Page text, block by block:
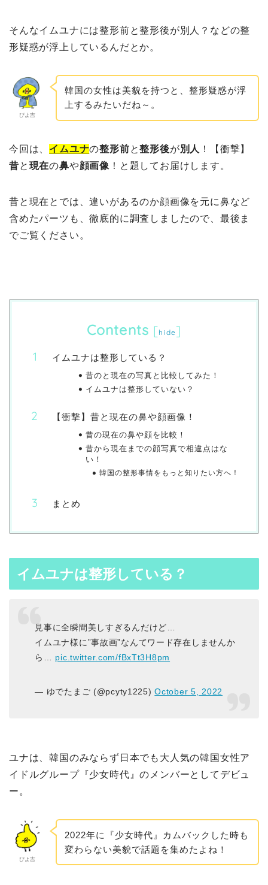
そんなイムユナには整形前と整形後が別人？などの整
形疑惑が浮上しているんだとか。
ぴよ吉
韓国の女性は美貌を持つと、整形疑惑が浮
上するみたいだね～。
今回は、 イムユナの整形前と整形後が別人 ！【衝撃】
昔と 現在の鼻や顔画像 ！と題してお届けします。
昔と現在とでは、違いがあるのか顔画像を元に鼻など
含めたパーツも、徹底的に調査しましたので、最後ま
でご覧ください。
Contents [hide]
イムユナは整形している？
昔のと現在の写真と比較してみた！
イムユナは整形していない？
【衝撃】昔と現在の鼻や顔画像！
昔の現在の鼻や顔を比較！
昔から現在までの顔写真で相違点はな
い！
韓国の整形事情をもっと知りたい方へ！
まとめ
イムユナは整形している？
見事に全瞬間美しすぎるんだけど…
イムユナ様に”事故画”なんてワード存在しませんか
ら… pic.twitter.com/fBxTt3H8pm
— ゆでたまご (@pcyty1225)October 5, 2022
ユナは、韓国のみならず日本でも大人気の韓国女性ア
イドルグループ『少女時代』のメンバーとしてデビュ
ー。
ぴよ吉
2022年に『少女時代』カムバックした時も
変わらない美貌で話題を集めたよね！